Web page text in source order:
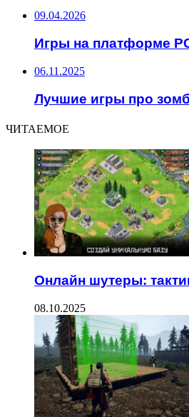
09.04.2026
Игры на платформе
06.11.2025
Лучшие игры про
ЧИТАЕМОЕ
Онлайн шутеры:
08.10.2025